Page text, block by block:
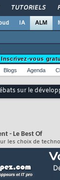
TUTORIELS
IA ALM
Inscrivez-vous
Blogs Agenda
sur le
- Le Best Of
les choix de